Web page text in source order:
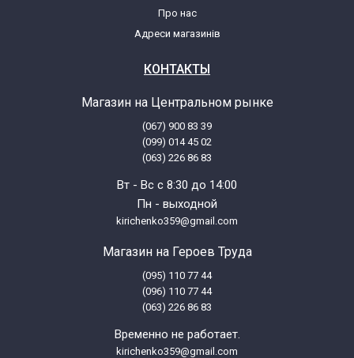
Про нас
Адреси магазинів
КОНТАКТЫ
Магазин на Центральном рынке
(067) 900 83 39
(099) 014 45 02
(063) 226 86 83
Вт - Вс с 8:30 до 14:00
Пн - выходной
kirichenko359@gmail.com
Магазин на Героев Труда
(095) 110 77 44
(096) 110 77 44
(063) 226 86 83
Временно не работает.
kirichenko359@gmail.com